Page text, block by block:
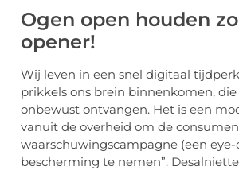
Ogen open houden
opener!
Wij leven in een snel digitaal
prikkels ons brein binnenkomen,
onbewust ontvangen. Het is een
vanuit de overheid om de
waarschuwingscampagne (een eye-
bescherming te nemen”.